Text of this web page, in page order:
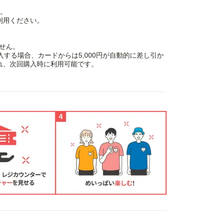
ください。
ん。
る場合、カードからは5,000円が自動的に差し引か